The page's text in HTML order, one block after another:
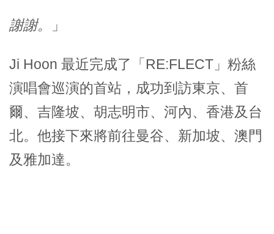
謝謝。 」
Ji Hoon 最近完成了「RE:FLECT」粉絲
演唱會巡演的首站，成功到訪東京、首
爾、吉隆坡、胡志明市、河內、香港及台
北。他接下來將前往曼谷、新加坡、澳門
及雅加達。